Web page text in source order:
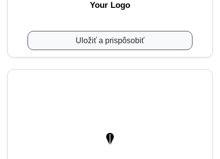
Your Logo
Uložiť a prispôsobiť